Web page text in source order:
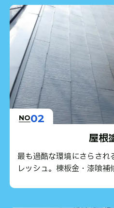
NO02
屋根
最も過酷な環境にさらされ
レッシュ。棟板金・漆喰補